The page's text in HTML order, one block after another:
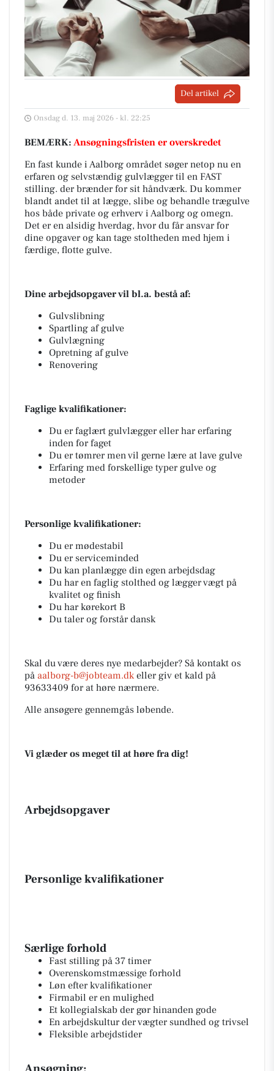
Del artikel
Onsdag d. 13. maj 2026 - kl. 22:25
BEMÆRK: Ansøgningsfristen er overskredet
En fast kunde i Aalborg området søger netop nu en
erfaren og selvstændig gulvlægger til en FAST
stilling. der brænder for sit håndværk. Du kommer
blandt andet til at lægge, slibe og behandle trægulve
hos både private og erhverv i Aalborg og omegn.
Det er en alsidig hverdag, hvor du får ansvar for
dine opgaver og kan tage stoltheden med hjem i
færdige, flotte gulve.
Dine arbejdsopgaver vil bl.a. bestå af:
Gulvslibning
Spartling af gulve
Gulvlægning
Opretning af gulve
Renovering
Faglige kvalifikationer:
Du er faglært gulvlægger eller har erfaring
inden for faget
Du er tømrer men vil gerne lære at lave gulve
Erfaring med forskellige typer gulve og
metoder
Personlige kvalifikationer:
Du er mødestabil
Du er serviceminded
Du kan planlægge din egen arbejdsdag
Du har en faglig stolthed og lægger vægt på
kvalitet og finish
Du har kørekort B
Du taler og forstår dansk
Skal du være deres nye medarbejder? Så kontakt os
på aalborg-b@jobteam.dkeller giv et kald på
93633409 for at høre nærmere.
Alle ansøgere gennemgås løbende.
Vi glæder os meget til at høre fra dig!
Arbejdsopgaver
Personlige kvalifikationer
Særlige forhold
Fast stilling på 37 timer
Overenskomstmæssige forhold
Løn efter kvalifikationer
Firmabil er en mulighed
Et kollegialskab der gør hinanden gode
En arbejdskultur der vægter sundhed og trivsel
Fleksible arbejdstider